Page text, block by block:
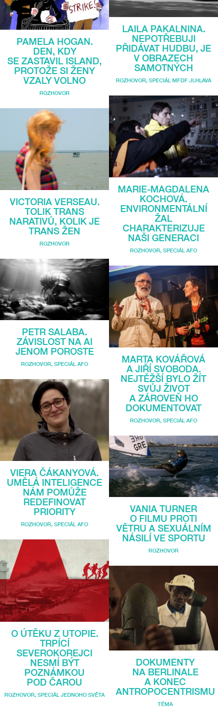
PAMELA HOGAN.
DEN, KDY
SE ZASTAVIL ISLAND,
PROTOŽE SI ŽENY
VZALY VOLNO
ROZHOVOR
VICTORIA VERSEAU.
TOLIK TRANS
NARATIVŮ, KOLIK JE
TRANS ŽEN
ROZHOVOR
PETR SALABA.
ZÁVISLOST NA AI
JENOM POROSTE
ROZHOVOR, SPECIÁL AFO
VIERA ČÁKANYOVÁ.
UMĚLÁ INTELIGENCE
NÁM POMŮŽE
REDEFINOVAT
PRIORITY
ROZHOVOR, SPECIÁL AFO
O ÚTĚKU Z UTOPIE.
TRPÍCÍ
SEVEROKOREJCI
NESMÍ BÝT
POZNÁMKOU
POD ČAROU
ROZHOVOR, SPECIÁL JEDNOHO SVĚTA
LAILA PAKALNINA.
NEPOTŘEBUJI
PŘIDÁVAT HUDBU, JE
V OBRAZECH
SAMOTNÝCH
ROZHOVOR, SPECIÁL MFDF JI.HLAVA
MARIE-MAGDALENA
KOCHOVÁ.
ENVIRONMENTÁLNÍ
ŽAL
CHARAKTERIZUJE
NAŠI GENERACI
ROZHOVOR, SPECIÁL AFO
MARTA KOVÁŘOVÁ
A JIŘÍ SVOBODA.
NEJTĚŽŠÍ BYLO ŽÍT
SVŮJ ŽIVOT
A ZÁROVEŇ HO
DOKUMENTOVAT
ROZHOVOR, SPECIÁL AFO
VANIA TURNER
O FILMU PROTI
VĚTRU A SEXUÁLNÍM
NÁSILÍ VE SPORTU
ROZHOVOR
DOKUMENTY
NA BERLINALE
A KONEC
ANTROPOCENTRISMU
TÉMA